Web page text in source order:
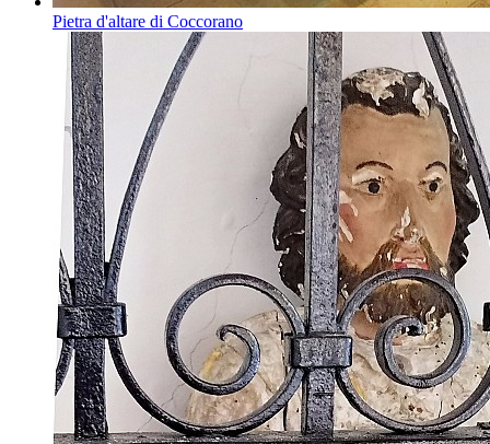
Pietra d'altare di Coccorano